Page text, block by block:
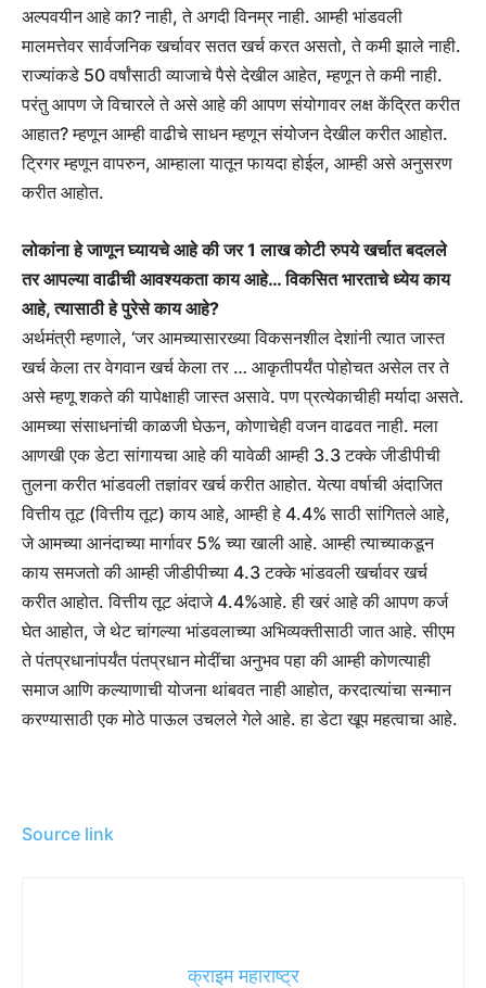
अल्पवयीन आहे का? नाही, ते अगदी विनम्र नाही. आम्ही भांडवली
मालमत्तेवर सार्वजनिक खर्चावर सतत खर्च करत असतो, ते कमी झाले नाही.
राज्यांकडे 50 वर्षांसाठी व्याजाचे पैसे देखील आहेत, म्हणून ते कमी नाही.
परंतु आपण जे विचारले ते असे आहे की आपण संयोगावर लक्ष केंद्रित करीत
आहात? म्हणून आम्ही वाढीचे साधन म्हणून संयोजन देखील करीत आहोत.
ट्रिगर म्हणून वापरुन, आम्हाला यातून फायदा होईल, आम्ही असे अनुसरण
करीत आहोत.
लोकांना हे जाणून घ्यायचे आहे की जर 1 लाख कोटी रुपये खर्चात बदलले
तर आपल्या वाढीची आवश्यकता काय आहे… विकसित भारताचे ध्येय काय
आहे, त्यासाठी हे पुरेसे काय आहे?
अर्थमंत्री म्हणाले, ‘जर आमच्यासारख्या विकसनशील देशांनी त्यात जास्त
खर्च केला तर वेगवान खर्च केला तर … आकृतीपर्यंत पोहोचत असेल तर ते
असे म्हणू शकते की यापेक्षाही जास्त असावे. पण प्रत्येकाचीही मर्यादा असते.
आमच्या संसाधनांची काळजी घेऊन, कोणाचेही वजन वाढवत नाही. मला
आणखी एक डेटा सांगायचा आहे की यावेळी आम्ही 3.3 टक्के जीडीपीची
तुलना करीत भांडवली तज्ञांवर खर्च करीत आहोत. येत्या वर्षाची अंदाजित
वित्तीय तूट (वित्तीय तूट) काय आहे, आम्ही हे 4.4% साठी सांगितले आहे,
जे आमच्या आनंदाच्या मार्गावर 5% च्या खाली आहे. आम्ही त्याच्याकडून
काय समजतो की आम्ही जीडीपीच्या 4.3 टक्के भांडवली खर्चावर खर्च
करीत आहोत. वित्तीय तूट अंदाजे 4.4%आहे. ही खरं आहे की आपण कर्ज
घेत आहोत, जे थेट चांगल्या भांडवलाच्या अभिव्यक्तीसाठी जात आहे. सीएम
ते पंतप्रधानांपर्यंत पंतप्रधान मोदींचा अनुभव पहा की आम्ही कोणत्याही
समाज आणि कल्याणाची योजना थांबवत नाही आहोत, करदात्यांचा सन्मान
करण्यासाठी एक मोठे पाऊल उचलले गेले आहे. हा डेटा खूप महत्वाचा आहे.
Source link
क्राइम महाराष्ट्र